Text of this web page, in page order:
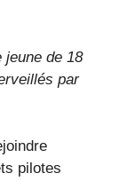
jeune de 18
par
pilotes